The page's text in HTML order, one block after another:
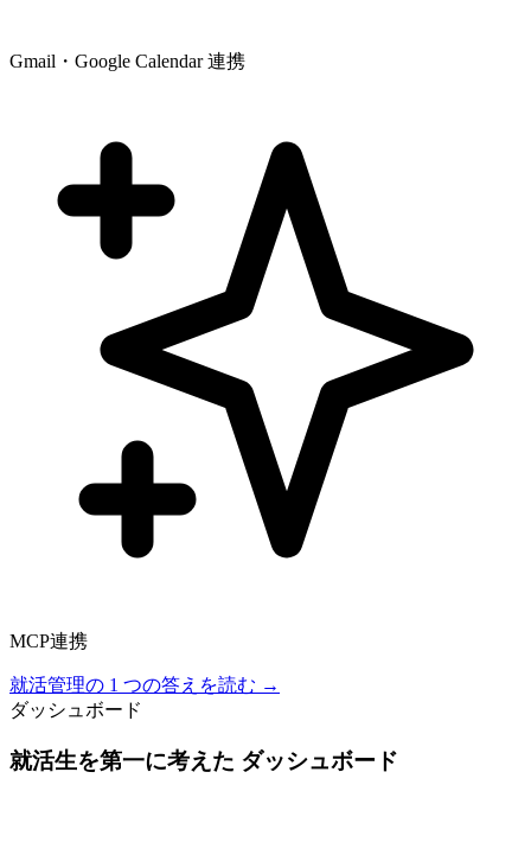
Gmail・Google Calendar 連携
MCP連携
就活管理の 1 つの答えを読む →
ダッシュボード
就活生を第一に考えた ダッシュボード